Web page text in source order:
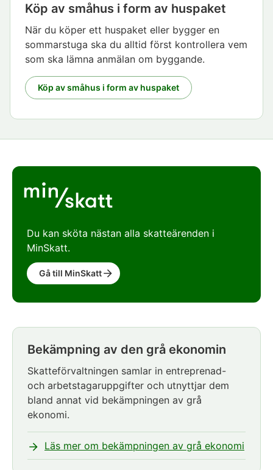
Köp av småhus i form av huspaket
När du köper ett huspaket eller bygger en
sommarstuga ska du alltid först kontrollera vem
som ska lämna anmälan om byggande.
Köp av småhus i form av huspaket
Du kan sköta nästan alla skatteärenden i
MinSkatt.
Gå till MinSkatt
Notisen
börjar.
Bekämpning av den grå ekonomin
Skatteförvaltningen samlar in entreprenad-
och arbetstagaruppgifter och utnyttjar dem
bland annat vid bekämpningen av grå
ekonomi.
Läs mer om bekämpningen av grå ekonomi